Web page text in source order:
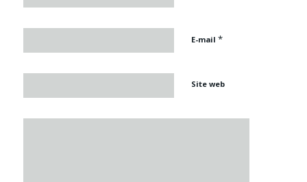
E-mail *
Site web